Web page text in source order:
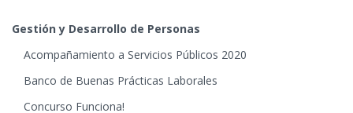
Gestión y Desarrollo de Personas
Acompañamiento a Servicios Públicos 2020
Banco de Buenas Prácticas Laborales
Concurso Funciona!